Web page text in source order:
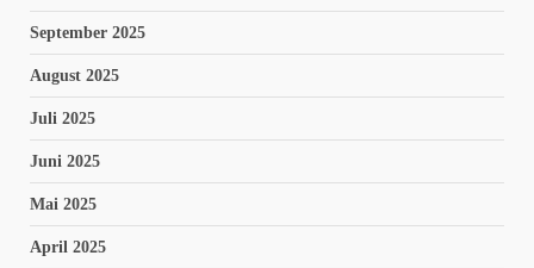
September 2025
August 2025
Juli 2025
Juni 2025
Mai 2025
April 2025